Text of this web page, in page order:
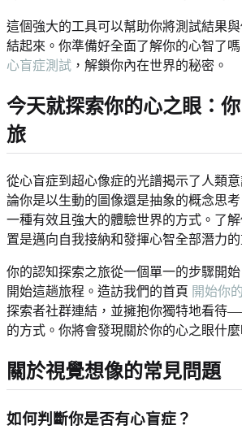
這個強大的工具可以幫助你將測試結果
結起來。你準備好全面了解你的心智了
心盲症測試 ，解鎖你內在世界的秘密。
今天就探索你的心之眼：
旅
從心盲症到超心像症的光譜揭示了人類
論你是以生動的圖像還是抽象的概念思
一種有效且強大的體驗世界的方式。了
置是邁向自我接納和發揮心智全部潛力的
你的認知探索之旅從一個單一的步驟開
開始這趟旅程。造訪我們的首頁 開始你
探索者社群連結，並擁抱你獨特地看
的方式。你將會發現關於你的心之眼什麼
關於視覺想像的常見問題
如何判斷你是否有心盲症？